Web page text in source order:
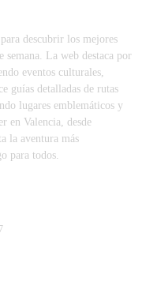
descubrir los mejores
semana. La web destaca por
eventos culturales,
guías detalladas de rutas
lugares emblemáticos y
en Valencia, desde
la aventura más
para todos.